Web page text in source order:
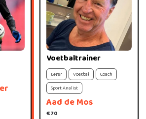
Aad de Mos
Voetbaltrainer
€ 70
BN'er Voetbal
Coach
Sport Analist